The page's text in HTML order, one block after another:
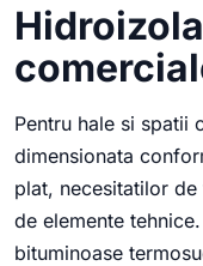
Pentru hale si spatii
dimensionata
plat, necesitatilor
de elemente
bituminoase